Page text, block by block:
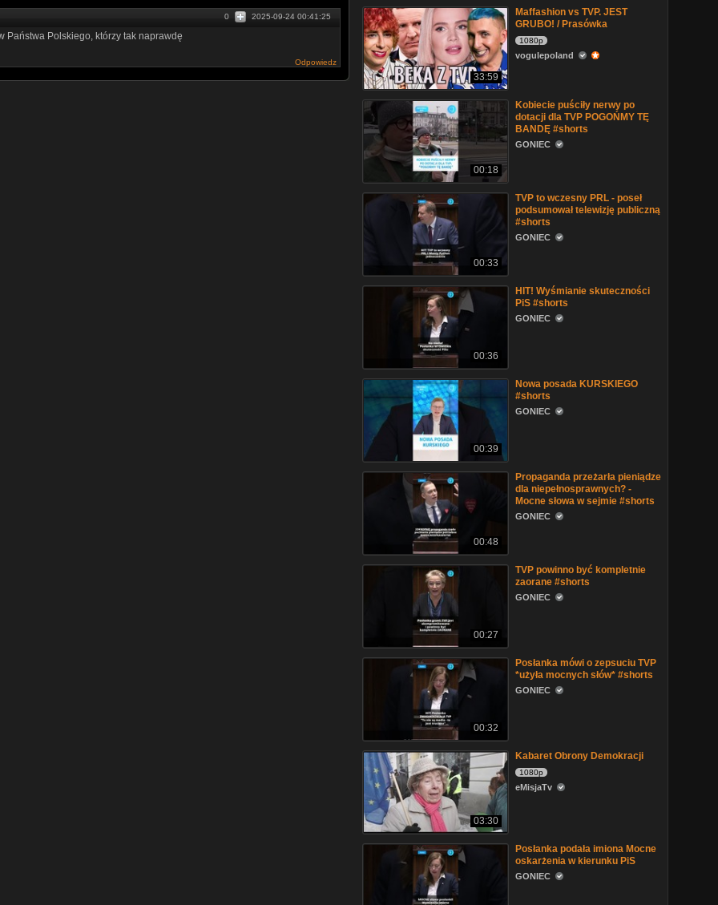
2025-09-24 00:41:25
0
Państwa Polskiego, którzy tak naprawdę
Odpowiedz
33:59
Maffashion vs TVP. JEST
GRUBO! / Prasówka
1080p
vogulepoland
00:18
Kobiecie puściły nerwy po
dotacji dla TVP POGOŃMY TĘ
BANDĘ #shorts
GONIEC
00:33
TVP to wczesny PRL - poseł
podsumował telewizję publiczną
#shorts
GONIEC
00:36
HIT! Wyśmianie skuteczności
PiS #shorts
GONIEC
00:39
Nowa posada KURSKIEGO
#shorts
GONIEC
00:48
Propaganda przeżarła pieniądze
dla niepełnosprawnych? -
Mocne słowa w sejmie #shorts
GONIEC
00:27
TVP powinno być kompletnie
zaorane #shorts
GONIEC
00:32
Posłanka mówi o zepsuciu TVP
*użyła mocnych słów* #shorts
GONIEC
03:30
Kabaret Obrony Demokracji
1080p
eMisjaTv
Posłanka podała imiona Mocne
oskarżenia w kierunku PiS
GONIEC